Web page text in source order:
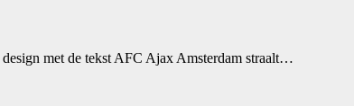
met de tekst AFC Ajax Amsterdam straalt…